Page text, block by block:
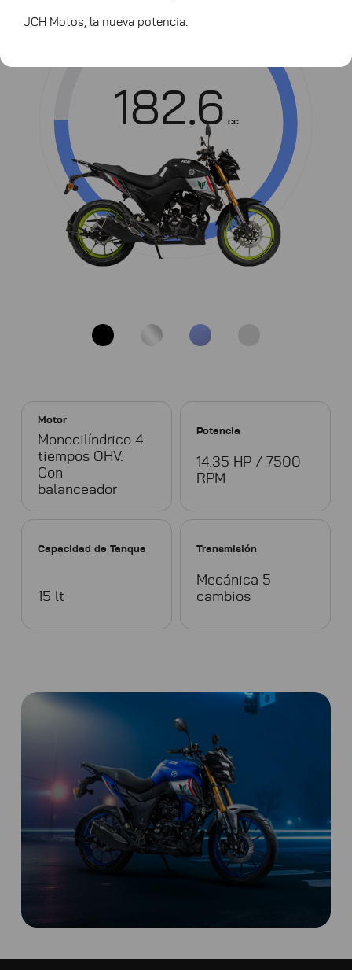
JCH Motos, la nueva potencia.
182.6 cc
Motor
Monocilíndrico 4
tiempos OHV.
Con
balanceador
Potencia
14.35 HP / 7500
RPM
Capacidad de Tanque
15 lt
Transmisión
Mecánica 5
cambios